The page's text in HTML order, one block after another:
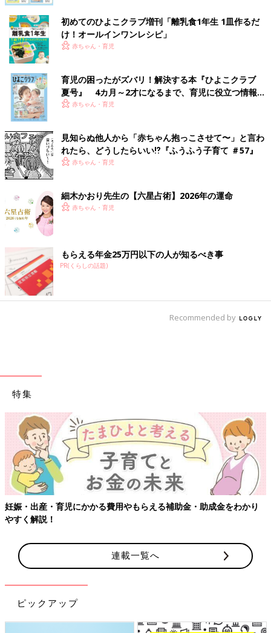
初めてのひよこクラブ増刊「離乳食1年生 1皿作るだ
け！オールインワン​レシピ」
赤ちゃん・育児
育児の困ったがズバリ！解決する本『ひよこクラブ
夏号』 4カ月～2才になるまで、育児に役立つ情報が
いっぱい！
赤ちゃん・育児
見知らぬ他人から「赤ちゃん抱っこさせて〜」と言わ
れたら、どうしたらいい⁉︎『ふうふう子育て ＃57』
赤ちゃん・育児
細木かおり先生の【六星占術】2026年の運命
赤ちゃん・育児
もらえる年金25万円以下の人が知るべき事
PR(くらしの話題)
Recommended by
特集
妊娠・出産・育児にかかる費用やもらえる補助金・助成金をわかり
やすく解説！
連載一覧へ
ピックアップ